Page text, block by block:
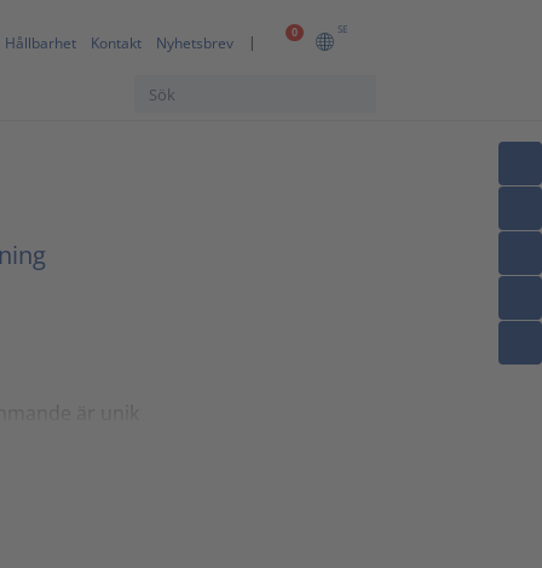
0 SE
Hållbarhet Kontakt Nyhetsbrev
är unik